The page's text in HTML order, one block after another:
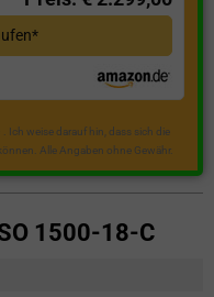
Ich weise darauf hin, dass sich die
Alle Angaben ohne Gewähr.
1500-18-C